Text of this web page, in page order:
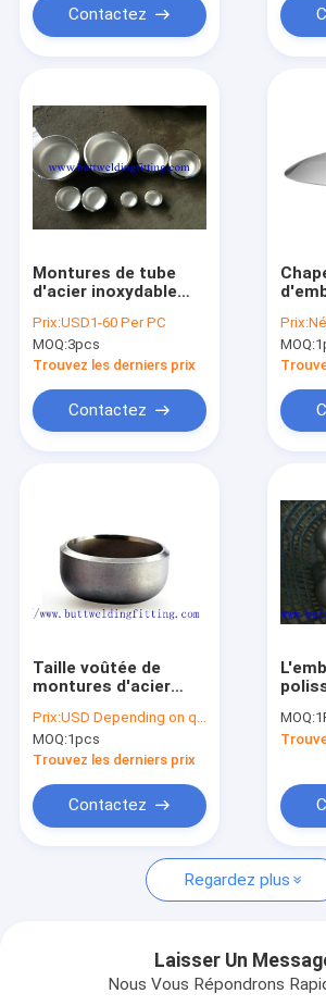
Au sujet de nous
Visite d'usine
Nouvelles
Demandez une citation
raccords bout à bout
acier inoxydable té
Contactez
Montures de tube
d'acier inoxydable
WP316L, WP321,
WP347, WPS 31254
Prix:USD1-60 Per PC
MOQ:3pcs
Trouvez les derniers prix
Contactez
Prix:
MOQ:
Taille voûtée de
montures d'acier
de tube d'acier
inoxydable de 1-48
pouces
Prix:USD Depending on quantity
MOQ:1pcs
Trouvez les derniers prix
Contactez
bout
MOQ:
Regardez plus
Laisser Un
Nous Vous Répondrons